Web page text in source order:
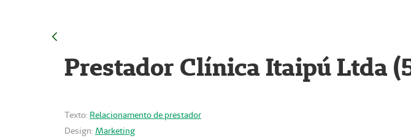
Prestador Clínica Itaipú Ltda
Texto: Relacionamento de prestador
Design: Marketing